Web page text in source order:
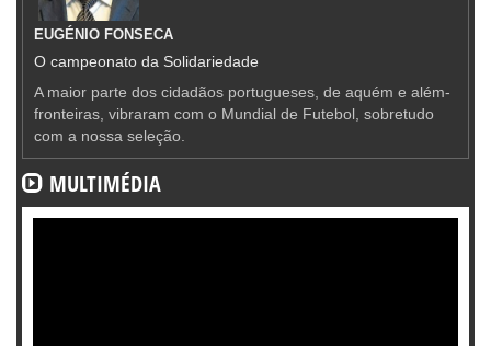
EUGÉNIO FONSECA
O campeonato da Solidariedade
A maior parte dos cidadãos portugueses, de aquém e além-
fronteiras, vibraram com o Mundial de Futebol, sobretudo
com a nossa seleção.
MULTIMÉDIA